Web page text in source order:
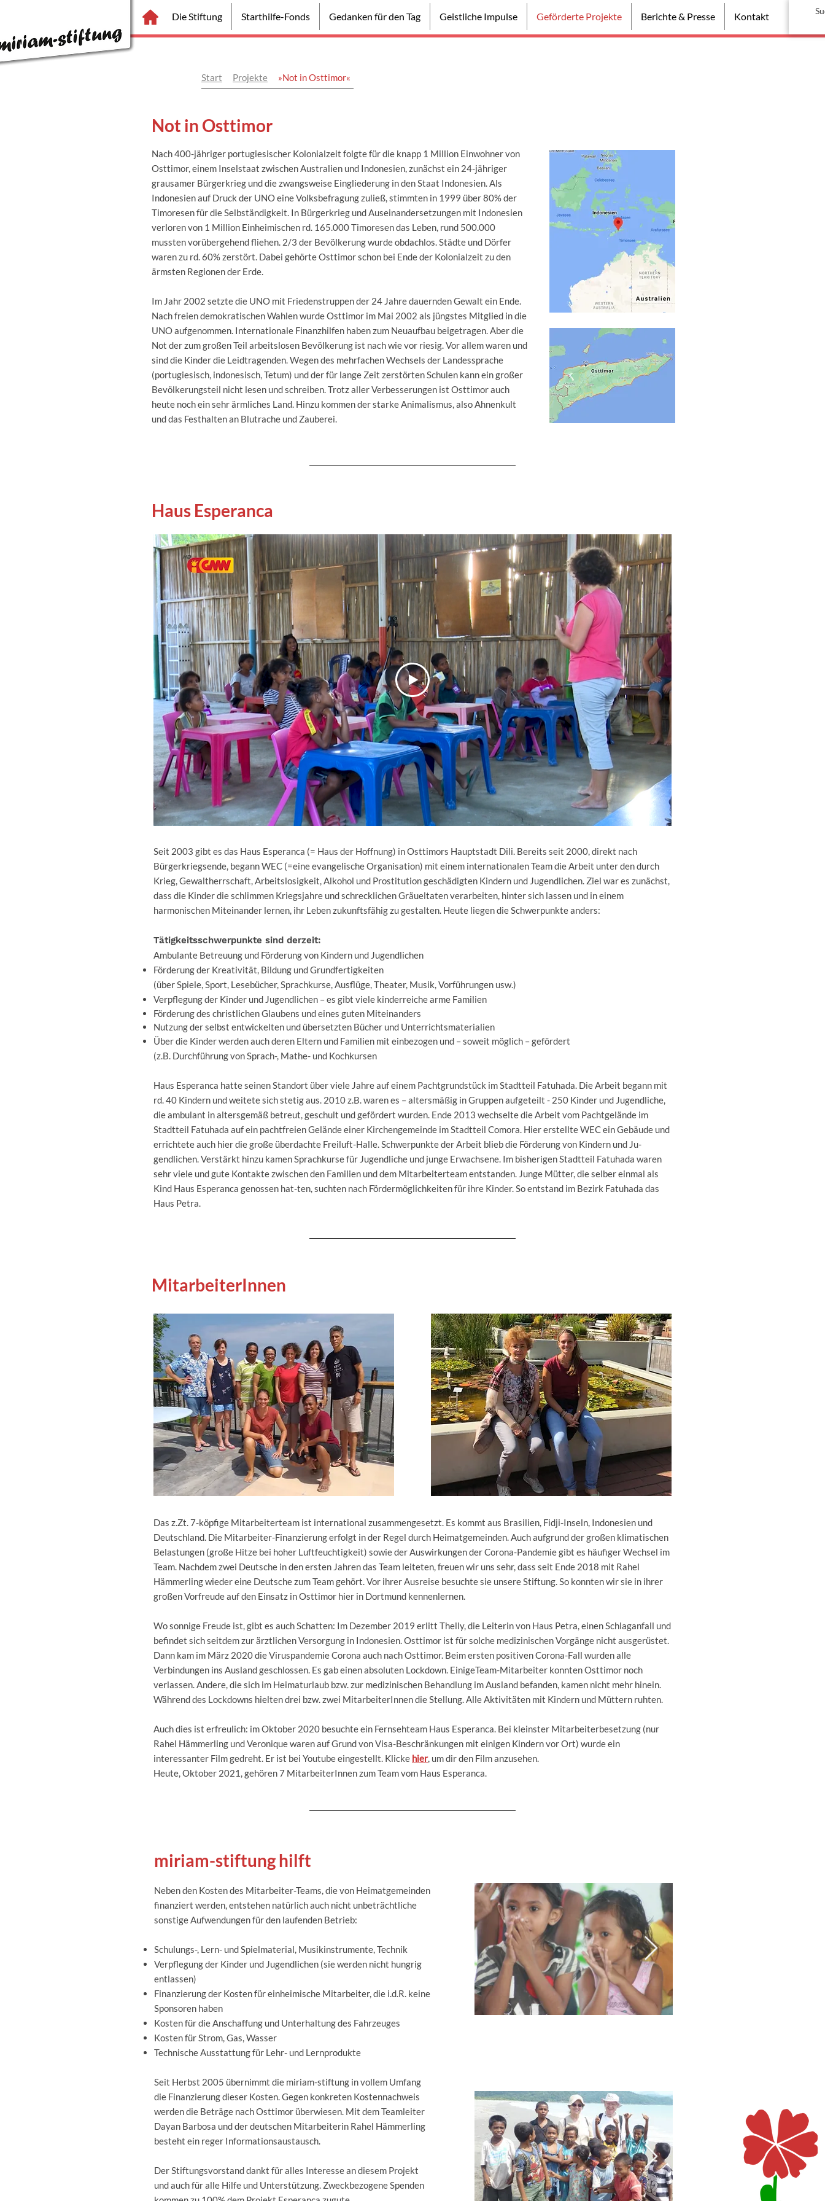
Die Stiftung Starthilfe-Fonds Gedanken für den Tag Geistliche Impulse Geförderte Projekte Berichte & Presse Kontakt
Start »Not in Osttimor«
Projekte
Not in Osttimor
Nach 400-jähriger portugiesischer Kolonialzeit folgte für die knapp 1 Million Einwohner von
Osttimor, einem Inselstaat zwischen Australien und Indonesien, zunächst ein 24-jähriger
grausamer Bürgerkrieg und die zwangsweise Eingliederung in den Staat Indonesien. Als
Indonesien auf Druck der UNO eine Volksbefragung zuließ, stimmten in 1999 über 80% der
Timoresen für die Selbständigkeit. In Bürgerkrieg und Auseinandersetzungen mit Indonesien
verloren von 1 Million Einheimischen rd. 165.000 Timoresen das Leben, rund 500.000
mussten vorübergehend fliehen. 2/3 der Bevölkerung wurde obdachlos. Städte und Dörfer
waren zu rd. 60% zerstört. Dabei gehörte Osttimor schon bei Ende der Kolonialzeit zu den
ärmsten Regionen der Erde.
Im Jahr 2002 setzte die UNO mit Friedenstruppen der 24 Jahre dauernden Gewalt ein Ende.
Nach freien demokratischen Wahlen wurde Osttimor im Mai 2002 als jüngstes Mitglied in die
UNO aufgenommen. Internationale Finanzhilfen haben zum Neuaufbau beigetragen. Aber die
Not der zum großen Teil arbeitslosen Bevölkerung ist nach wie vor riesig. Vor allem waren und
sind die Kinder die Leidtragenden. Wegen des mehrfachen Wechsels der Landessprache
(portugiesisch, indonesisch, Tetum) und der für lange Zeit zerstörten Schulen kann ein großer
Bevölkerungsteil nicht lesen und schreiben. Trotz aller Verbesserungen ist Osttimor auch
heute noch ein sehr ärmliches Land. Hinzu kommen der starke Animalismus, also Ahnenkult
und das Festhalten an Blutrache und Zauberei.
Haus Esperanca
Seit 2003 gibt es das Haus Esperanca (= Haus der Hoffnung) in Osttimors Hauptstadt Dili. Bereits seit 2000, direkt nach
Bürgerkriegsende, begann WEC (=eine evangelische Organisation) mit einem internationalen Team die Arbeit unter den durch
Krieg, Gewaltherrschaft, Arbeitslosigkeit, Alkohol und Prostitution geschädigten Kindern und Jugendlichen. Ziel war es zunächst,
dass die Kinder die schlimmen Kriegsjahre und schrecklichen Gräueltaten verarbeiten, hinter sich lassen und in einem
harmonischen Miteinander lernen, ihr Leben zukunftsfähig zu gestalten. Heute liegen die Schwerpunkte anders:
Tätigkeitsschwerpunkte sind derzeit:
Ambulante Betreuung und Förderung von Kindern und Jugendlichen
Förderung der Kreativität, Bildung und Grundfertigkeiten
(über Spiele, Sport, Lesebücher, Sprachkurse, Ausflüge, Theater, Musik, Vorführungen usw.)
Verpflegung der Kinder und Jugendlichen – es gibt viele kinderreiche arme Familien
Förderung des christlichen Glaubens und eines guten Miteinanders
Nutzung der selbst entwickelten und übersetzten Bücher und Unterrichtsmaterialien
Über die Kinder werden auch deren Eltern und Familien mit einbezogen und – soweit möglich – gefördert
(z.B. Durchführung von Sprach-, Mathe- und Kochkursen
Haus Esperanca hatte seinen Standort über viele Jahre auf einem Pachtgrundstück im Stadtteil Fatuhada. Die Arbeit begann mit
rd. 40 Kindern und weitete sich stetig aus. 2010 z.B. waren es – altersmäßig in Gruppen aufgeteilt - 250 Kinder und Jugendliche,
die ambulant in altersgemäß betreut, geschult und gefördert wurden. Ende 2013 wechselte die Arbeit vom Pachtgelände im
Stadtteil Fatuhada auf ein pachtfreien Gelände einer Kirchengemeinde im Stadtteil Comora. Hier erstellte WEC ein Gebäude und
errichtete auch hier die große überdachte Freiluft-Halle. Schwerpunkte der Arbeit blieb die Förderung von Kindern und Ju-
gendlichen. Verstärkt hinzu kamen Sprachkurse für Jugendliche und junge Erwachsene. Im bisherigen Stadtteil Fatuhada waren
sehr viele und gute Kontakte zwischen den Familien und dem Mitarbeiterteam entstanden. Junge Mütter, die selber einmal als
Kind Haus Esperanca genossen hat-ten, suchten nach Fördermöglichkeiten für ihre Kinder. So entstand im Bezirk Fatuhada das
Haus Petra.
MitarbeiterInnen
Das z.Zt. 7-köpfige Mitarbeiterteam ist international zusammengesetzt. Es kommt aus Brasilien, Fidji-Inseln, Indonesien und
Deutschland. Die Mitarbeiter-Finanzierung erfolgt in der Regel durch Heimatgemeinden. Auch aufgrund der großen klimatischen
Belastungen (große Hitze bei hoher Luftfeuchtigkeit) sowie der Auswirkungen der Corona-Pandemie gibt es häufiger Wechsel im
Team. Nachdem zwei Deutsche in den ersten Jahren das Team leiteten, freuen wir uns sehr, dass seit Ende 2018 mit Rahel
Hämmerling wieder eine Deutsche zum Team gehört. Vor ihrer Ausreise besuchte sie unsere Stiftung. So konnten wir sie in ihrer
großen Vorfreude auf den Einsatz in Osttimor hier in Dortmund kennenlernen.
Wo sonnige Freude ist, gibt es auch Schatten: Im Dezember 2019 erlitt Thelly, die Leiterin von Haus Petra, einen Schlaganfall und
befindet sich seitdem zur ärztlichen Versorgung in Indonesien. Osttimor ist für solche medizinischen Vorgänge nicht ausgerüstet.
Dann kam im März 2020 die Viruspandemie Corona auch nach Osttimor. Beim ersten positiven Corona-Fall wurden alle
Verbindungen ins Ausland geschlossen. Es gab einen absoluten Lockdown. EinigeTeam-Mitarbeiter konnten Osttimor noch
verlassen. Andere, die sich im Heimaturlaub bzw. zur medizinischen Behandlung im Ausland befanden, kamen nicht mehr hinein.
Während des Lockdowns hielten drei bzw. zwei MitarbeiterInnen die Stellung. Alle Aktivitäten mit Kindern und Müttern ruhten.
Auch dies ist erfreulich: im Oktober 2020 besuchte ein Fernsehteam Haus Esperanca. Bei kleinster Mitarbeiterbesetzung (nur
Rahel Hämmerling und Veronique waren auf Grund von Visa-Beschränkungen mit einigen Kindern vor Ort) wurde ein
interessanter Film gedreht. Er ist bei Youtube eingestellt. Klicke hier, um dir den Film anzusehen.
Heute, Oktober 2021, gehören 7 MitarbeiterInnen zum Team vom Haus Esperanca.
miriam-stiftung hilft
Neben den Kosten des Mitarbeiter-Teams, die von Heimatgemeinden
finanziert werden, entstehen natürlich auch nicht unbeträchtliche
sonstige Aufwendungen für den laufenden Betrieb:
Schulungs-, Lern- und Spielmaterial, Musikinstrumente, Technik
Verpflegung der Kinder und Jugendlichen (sie werden nicht hungrig
entlassen)
Finanzierung der Kosten für einheimische Mitarbeiter, die i.d.R. keine
Sponsoren haben
Kosten für die Anschaffung und Unterhaltung des Fahrzeuges
Kosten für Strom, Gas, Wasser
Technische Ausstattung für Lehr- und Lernprodukte
Seit Herbst 2005 übernimmt die miriam-stiftung in vollem Umfang
die Finanzierung dieser Kosten. Gegen konkreten Kostennachweis
werden die Beträge nach Osttimor überwiesen. Mit dem Teamleiter
Dayan Barbosa und der deutschen Mitarbeiterin Rahel Hämmerling
besteht ein reger Informationsaustausch.
Der Stiftungsvorstand dankt für alles Interesse an diesem Projekt
und auch für alle Hilfe und Unterstützung. Zweckbezogene Spenden